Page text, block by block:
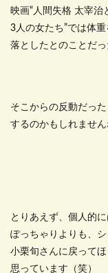
映画“人間失格 太宰治
3人の女たち”では体
落としたとのことだっ
そこからの反動だった
するのかもしれません
とりあえず、個人的に
ぽっちゃりよりも、
小栗旬さんに戻ってほ
思っています（笑）